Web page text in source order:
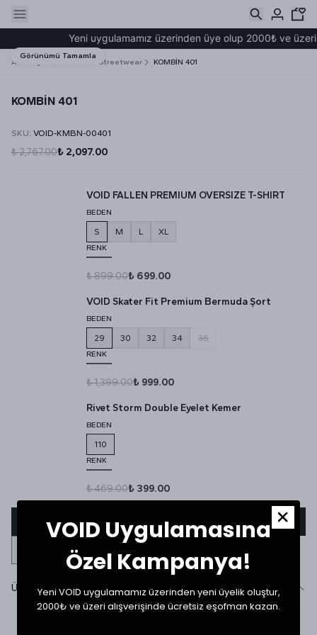
Yeni uygulamamız üzerinden üye olup 2000₺ ve
Ana Sayfa Streetwear KOMBİN 401
Görünümü Tamamla
KOMBİN 401
SKU: VOID-KMBN-00401
₺ 2,767.00₺ 2,097.00
VOID FALLEN PREMIUM OVERSIZE T-SHIRT
BEDEN
S M L XL
RENK
₺ 899.00₺ 699.00
VOID Skater Fit Premium Bermuda Şort
BEDEN
29 30 32 34 36
RENK
₺ 1,399.00₺ 999.00
Rivet Storm Double Eyelet Kemer
BEDEN
110
RENK
₺ 469.00₺ 399.00
Sepete Ekle
Ürün Detayı
VOID Uygulamasına
Özel Kampanya!
Yeni VOID uygulamamız üzerinden yeni üyelik oluştur,
2000₺ ve üzeri alışverişinde ücretsiz eşofman kazan.